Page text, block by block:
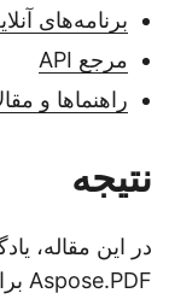
برنامه‌های
مرجع API
راهنماها و
نتیجه
در این مقاله،